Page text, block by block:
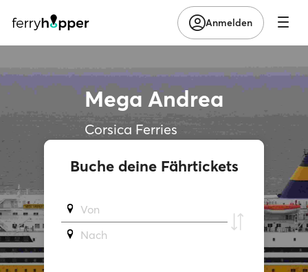
Anmelden
Mega Andrea
Corsica Ferries
Buche deine Fährtickets
Von
Νach